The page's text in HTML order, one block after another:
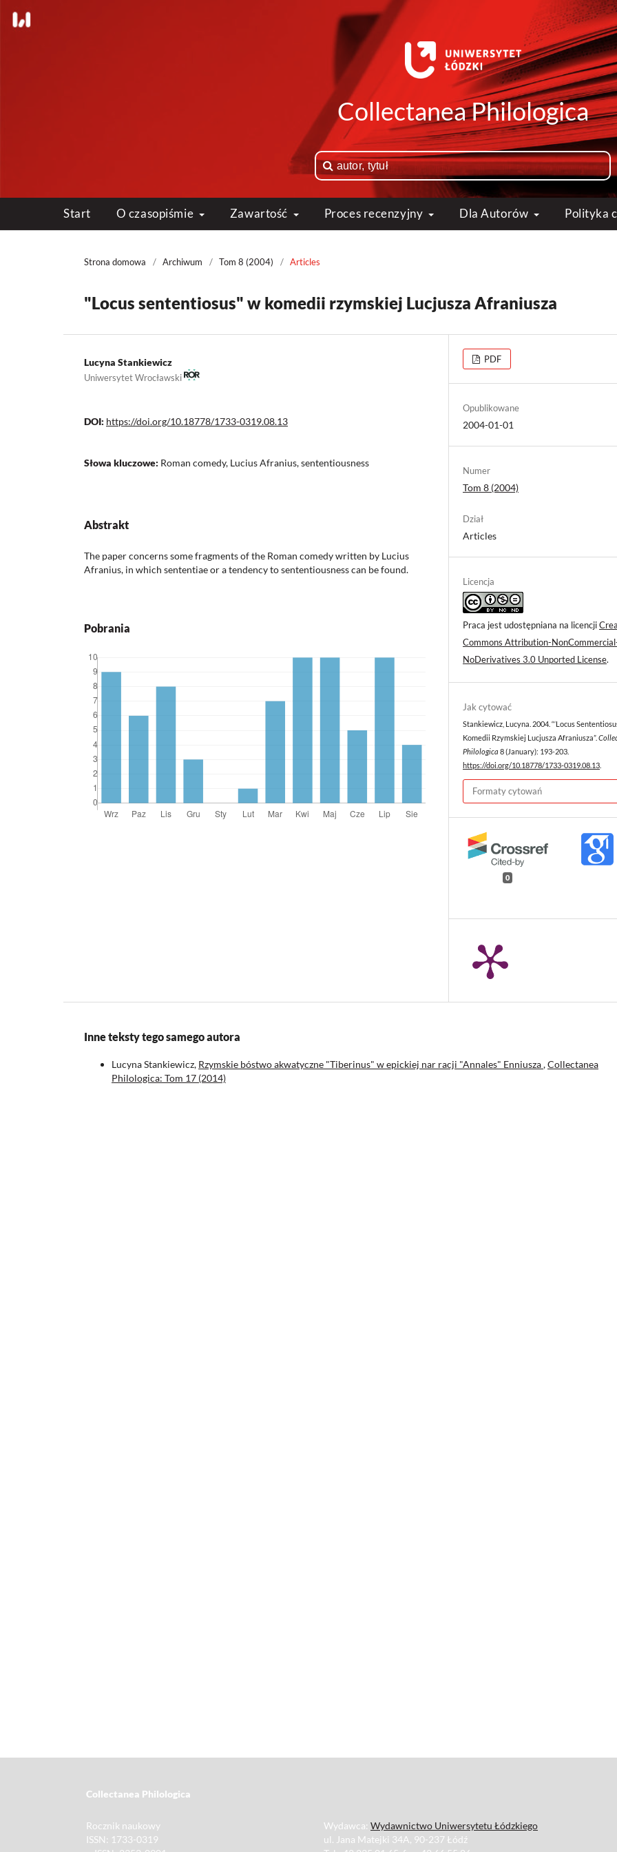
Collectanea Philologica
Start O czasopiśmie Zawartość Proces recenzyjny Dla Autorów Polityka
Strona domowa / Archiwum / Tom 8 (2004) / Articles
"Locus sententiosus" w komedii rzymskiej Lucjusza Afraniusza
Lucyna Stankiewicz
Uniwersytet Wrocławski
DOI: https://doi.org/10.18778/1733-0319.08.13
Słowa kluczowe: Roman comedy, Lucius Afranius, sententiousness
Abstrakt
The paper concerns some fragments of the Roman comedy written by Lucius
Afranius, in which sententiae or a tendency to sententiousness can be found.
Pobrania
PDF
Opublikowane
2004-01-01
Numer
Tom 8 (2004)
Dział
Articles
Licencja
Praca jest udostępniana na licencji
Commons Attribution-
NoDerivatives 3.0 Unported License.
Jak cytować
Stankiewicz, Lucyna. 2004. “‘Locus
Komedii Rzymskiej Lucjusza Afraniusza”.
Philologica 8 (January): 193-203.
https://doi.org/10.18778/1733-0319.08.13
Formaty cytowań
0
Inne teksty tego samego autora
Lucyna Stankiewicz, Rzymskie bóstwo akwatyczne "Tiberinus" w epickiej nar racji "Annales" Enniusza,Collectanea
Philologica: Tom 17 (2014)
Collectanea Philologica
Rocznik naukowy
ISSN: 1733-0319
Wydawca: Wydawnictwo Uniwersytetu Łódzkiego
ul. Jana Matejki 34A, 90-237 Łódź